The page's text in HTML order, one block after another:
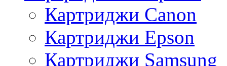
Картриджи Canon
Картриджи Epson
Картриджи Samsung